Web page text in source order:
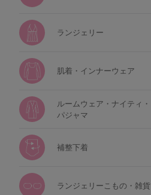
ランジェリー
肌着・インナーウェア
ルームウェア・ナイティ・
パジャマ
補整下着
ランジェリーこもの・雑貨